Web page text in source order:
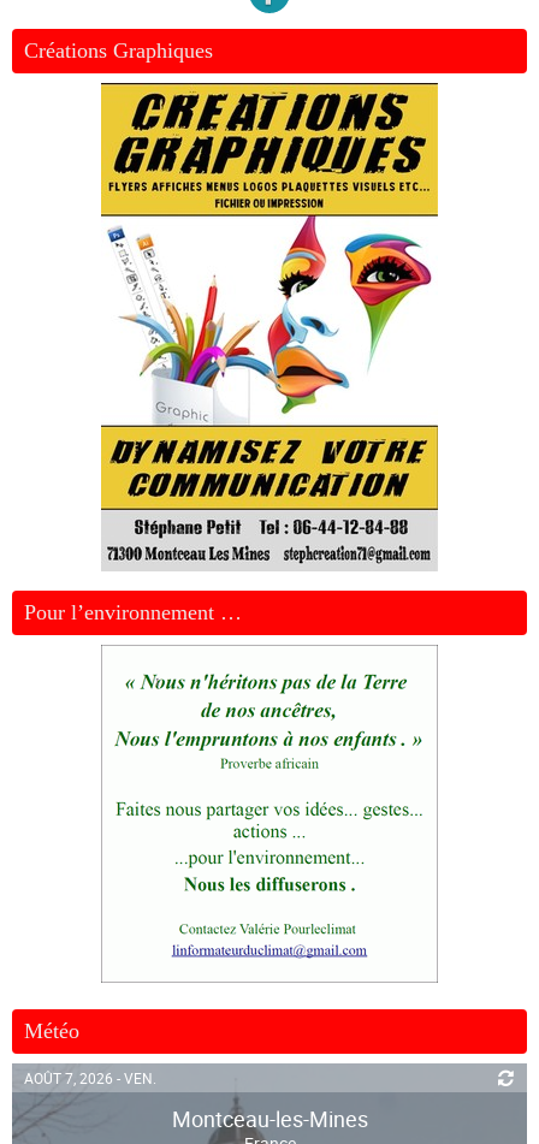
Créations Graphiques
Pour l’environnement …
Météo
AOÛT 7, 2026 - VEN.
Montceau-les-Mines